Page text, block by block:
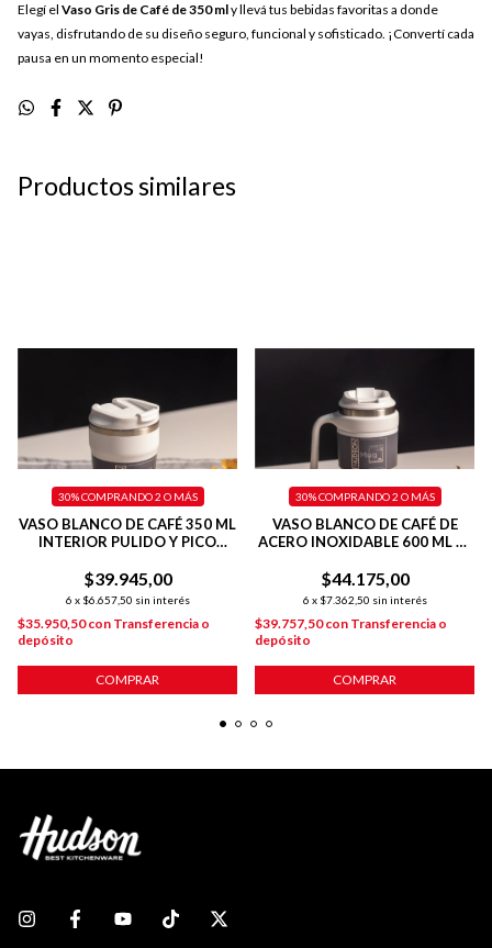
Elegí el Vaso Gris de Café de 350 mly llevá tus bebidas favoritas a donde
vayas, disfrutando de su diseño seguro, funcional y sofisticado. ¡Convertí cada
pausa en un momento especial!
Productos similares
VASO BLANCO DE CAFÉ 350 ML
INTERIOR PULIDO Y PICO
$39.945,00
6 x $6.657,50 sin interés
30%COMPRANDO 2 O MÁS
$35.950,50con Transferencia o
depósito
COMPRAR
VASO BLANCO DE CAFÉ DE
ACERO INOXIDABLE 600 ML C/
$44.175,00
6 x $7.362,50 sin interés
30%COMPRANDO 2 O MÁS
$39.757,50con Transferencia o
depósito
COMPRAR